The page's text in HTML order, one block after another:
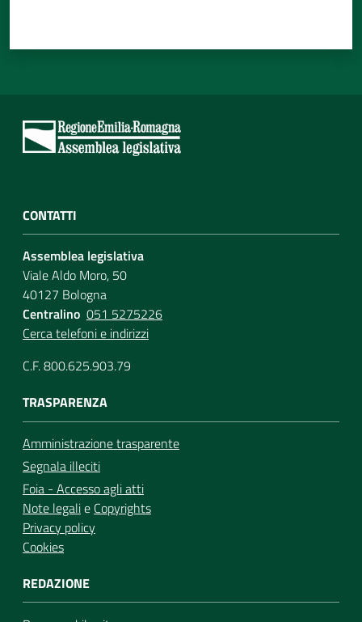
CONTATTI
Assemblea legislativa
Viale Aldo Moro, 50
40127 Bologna
Centralino 051 5275226
Cerca telefoni e indirizzi
C.F. 800.625.903.79
TRASPARENZA
Amministrazione trasparente
Segnala illeciti
Foia - Accesso agli atti
Note legalie Copyrights
Privacy policy
Cookies
REDAZIONE